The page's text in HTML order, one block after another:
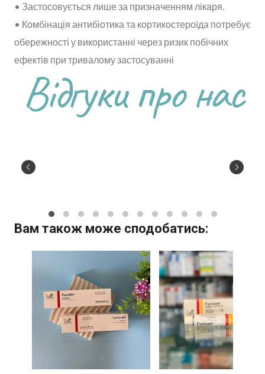
• Застосовується лише за призначенням лікаря.
• Комбінація антибіотика та кортикостероїда потребує
обережності у використанні через ризик побічних
ефектів при тривалому застосуванні
Відгуки про нас
Вам також може сподобатись: